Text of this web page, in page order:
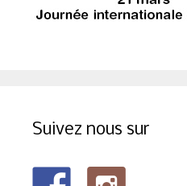
Suivez nous sur